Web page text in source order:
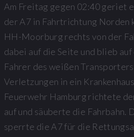
Am Freitag gegen 02:40 geriet
der A7 in Fahrtrichtung Norden
HH-Moorburg rechts von der
dabei auf die Seite und blieb
Fahrer des weißen
Verletzungen in ein
Feuerwehr Hamburg richtete
auf und säuberte die Fahrbahn.
sperrte die A7 für die